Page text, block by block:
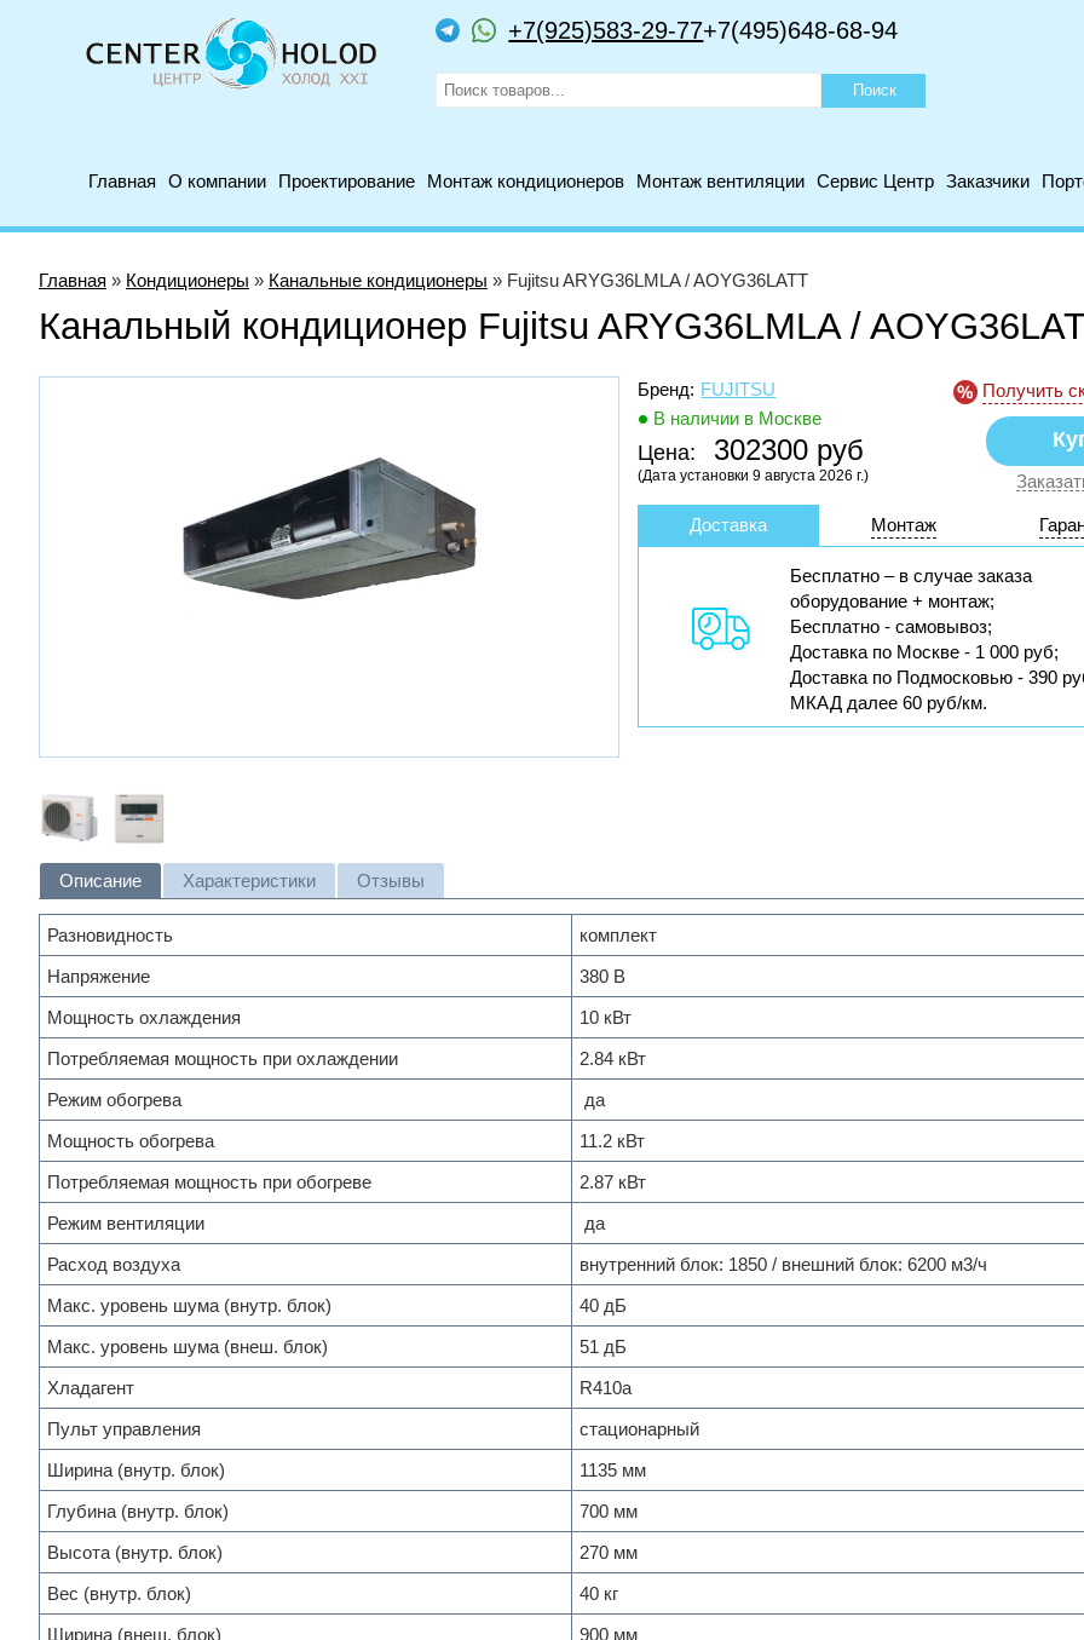
+7(925)583-29-77+7(495)648-68-94
Главная О компании Проектирование Монтаж кондиционеров Монтаж вентиляции Сервис Центр Заказчики
Главная » Кондиционеры » Канальные кондиционеры » Fujitsu ARYG36LMLA / AOYG36LATT
Канальный кондиционер Fujitsu ARYG36LMLA /
Бренд: FUJITSU
В наличии в Москве
Цена: 302300 руб
(Дата установки 9 августа 2026 г.)
Получить
Доставка Монтаж
Бесплатно – в случае заказа
оборудование + монтаж;
Бесплатно - самовывоз;
Доставка по Москве - 1 000 руб;
Доставка по Подмосковью - 390
МКАД далее 60 руб/км.
Описание Характеристики Отзывы
Разновидность
комплект
Напряжение
380 В
Мощность охлаждения
10 кВт
Потребляемая мощность при охлаждении
2.84 кВт
Режим обогрева
да
Мощность обогрева
11.2 кВт
Потребляемая мощность при обогреве
2.87 кВт
Режим вентиляции
да
Расход воздуха
внутренний блок: 1850 / внешний блок: 6200 м3/ч
Макс. уровень шума (внутр. блок)
40 дБ
Макс. уровень шума (внеш. блок)
51 дБ
Хладагент
R410a
Пульт управления
стационарный
Ширина (внутр. блок)
1135 мм
Глубина (внутр. блок)
700 мм
Высота (внутр. блок)
270 мм
Вес (внутр. блок)
40 кг
Ширина (внеш. блок)
900 мм